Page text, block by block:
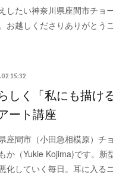
したい神奈川県座間市チョ
お越しくださりありがと
15:32
しく「私にも描け
ート講座
座間市（小田急相模原）チ
（Yukie Kojima)です。新
化していく毎日。耳に入る